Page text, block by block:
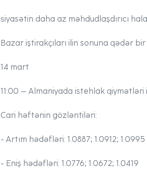
siyasətin daha az məhdudlaşdırıcı
Bazar iştirakçıları ilin sonuna qədər
14 mart
11:00 – Almaniyada istehlak qiymətləri
Cari həftənin gözləntiləri:
- Artım hədəfləri: 1.0887; 1.0912; 1.0995
- Eniş hədəfləri: 1.0776; 1.0672; 1.0419